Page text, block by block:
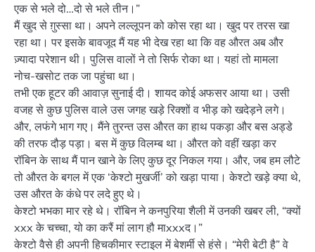
एक से भले दो…दो से भले तीन।”
मैं खुद से ग़ुस्सा था। अपने लल्लूपन को कोस रहा था। खुद पर तरस खा
रहा था। पर इसके बावजूद मैं यह भी देख रहा था कि वह औरत अब और
ज़्यादा परेशान थी। पुलिस वालों ने तो सिर्फ रोका था। यहां तो मामला
नोच-खसोट तक जा पहुंचा था।
तभी एक हूटर की आवाज़ सुनाई दी। शायद कोई अफसर आया था। उसी
वजह से कुछ पुलिस वाले उस जगह खड़े रिक्शों व भीड़ को खदेड़ने लगे।
और, लफंगे भाग गए। मैंने तुरन्त उस औरत का हाथ पकड़ा और बस अड्डे
की तरफ दौड़ पड़ा। बस में कुछ विलम्ब था। औरत को वहीं खड़ा कर
रॉबिन के साथ मैं पान खाने के लिए कुछ दूर निकल गया। और, जब हम लौटे
तो औरत के बगल में एक ‘केश्टो मुखर्जी’ को खड़ा पाया। केश्टो खड़े क्या थे,
उस औरत के कंधे पर लदे हुए थे।
केश्टो भभका मार रहे थे। रॉबिन ने कनपुरिया शैली में उनकी खबर ली, “क्यों
xxx के चच्चा, यो का करैं मां लाग हौ माxxxद।”
केश्टो वैसे ही अपनी हिचकीमार स्टाइल में बेशर्मी से हंसे। “मेरी बेटी है” वे